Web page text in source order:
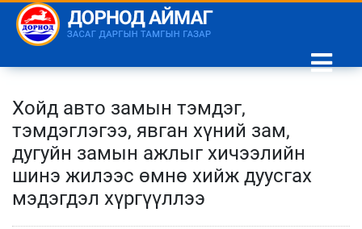
Хойд авто замын тэмдэг,
тэмдэглэгээ, явган хүний зам,
дугуйн замын ажлыг хичээлийн
шинэ жилээс өмнө хийж дуусгах
мэдэгдэл хүргүүллээ